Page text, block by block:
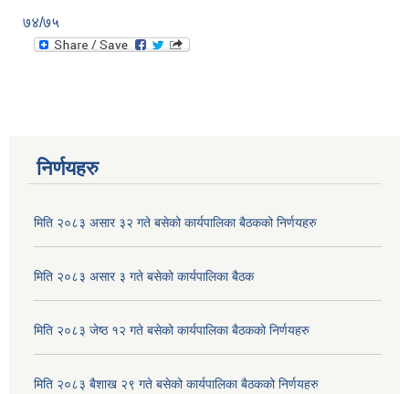
७४/७५
निर्णयहरु
मिति २०८३ असार ३२ गते बसेको कार्यपालिका बैठकको निर्णयहरु
मिति २०८३ असार ३ गते बसेको कार्यपालिका बैठक
मिति २०८३ जेष्ठ १२ गते बसेको कार्यपालिका बैठकको निर्णयहरु
मिति २०८३ बैशाख २९ गते बसेको कार्यपालिका बैठकको निर्णयहरु